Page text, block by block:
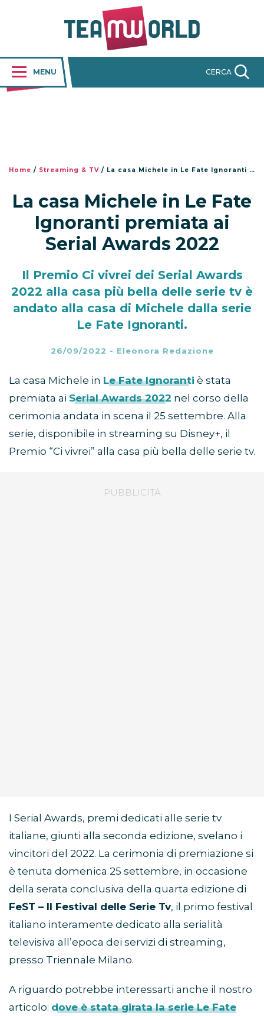
MENU CERCA
Home / Streaming & TV / La casa Michele in Le Fate Ignoranti premiata ai Serial Awards 2022
La casa Michele in Le Fate
Ignoranti premiata ai
Serial Awards 2022
Il Premio Ci vivrei dei Serial Awards
2022 alla casa più bella delle serie tv è
andato alla casa di Michele dalla serie
Le Fate Ignoranti.
26/09/2022 - Eleonora Redazione
La casa Michele in Le Fate Ignoranti è stata
premiata ai Serial Awards 2022 nel corso della
cerimonia andata in scena il 25 settembre. Alla
serie, disponibile in streaming su Disney+, il
Premio “Ci vivrei” alla casa più bella delle serie tv.
I Serial Awards, premi dedicati alle serie tv
italiane, giunti alla seconda edizione, svelano i
vincitori del 2022. La cerimonia di premiazione si
è tenuta domenica 25 settembre, in occasione
della serata conclusiva della quarta edizione di
FeST – Il Festival delle Serie Tv, il primo festival
italiano interamente dedicato alla serialità
televisiva all’epoca dei servizi di streaming,
presso Triennale Milano.
A riguardo potrebbe interessarti anche il nostro
articolo: dove è stata girata la serie Le Fate